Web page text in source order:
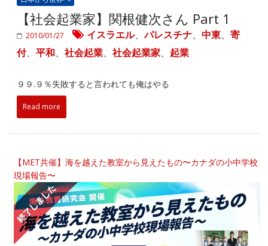
【社会起業家】関根健次さん Part 1
2010/01/27 イスラエル、パレスチナ、中東、寄
付、平和、社会起業、社会起業家、 起業
９９.９％失敗すると言われても俺はやる
Read more
【MET共催】海を越えた教室から見えたもの〜カナダの小中学校
現場報告〜